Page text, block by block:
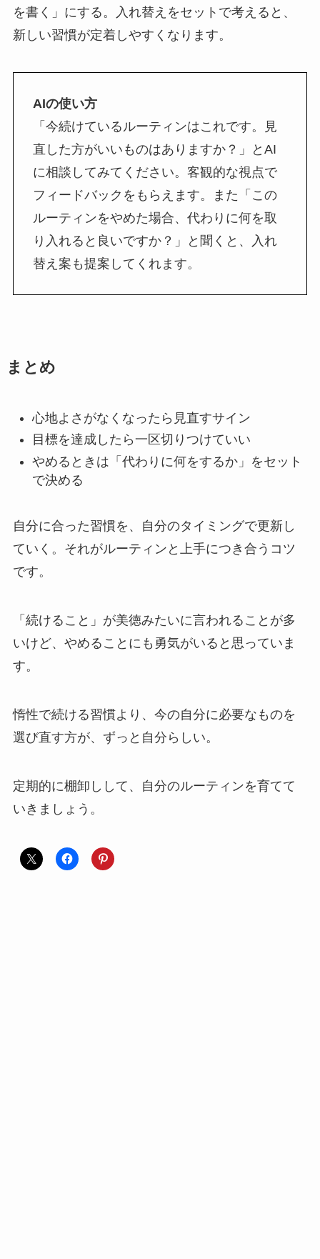
を書く」にする。入れ替えをセットで考えると、
新しい習慣が定着しやすくなります。
AIの使い方
「今続けているルーティンはこれです。見
直した方がいいものはありますか？」とAI
に相談してみてください。客観的な視点で
フィードバックをもらえます。また「この
ルーティンをやめた場合、代わりに何を取
り入れると良いですか？」と聞くと、入れ
替え案も提案してくれます。
まとめ
心地よさがなくなったら見直すサイン
目標を達成したら一区切りつけていい
やめるときは「代わりに何をするか」をセット
で決める
自分に合った習慣を、自分のタイミングで更新し
ていく。それがルーティンと上手につき合うコツ
です。
「続けること」が美徳みたいに言われることが多
いけど、やめることにも勇気がいると思っていま
す。
惰性で続ける習慣より、今の自分に必要なものを
選び直す方が、ずっと自分らしい。
定期的に棚卸しして、自分のルーティンを育てて
いきましょう。